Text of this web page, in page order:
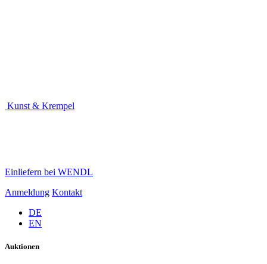
Kunst & Krempel
Einliefern bei WENDL
Anmeldung Kontakt
DE
EN
Auktionen